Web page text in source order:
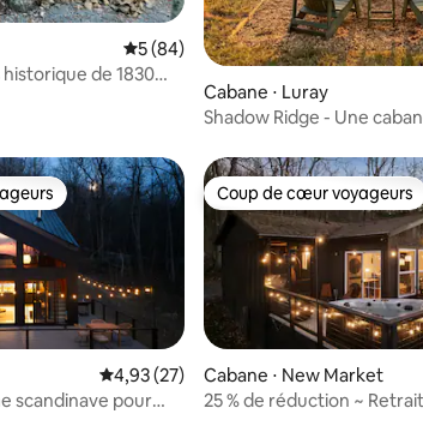
Évaluation moyenne sur la base de
5 (84)
de 1830
Cabane ⋅ Luray
Shadow Ridge - Une
Évaluation moyenne sur la base de 27
4,93 (27)
scandinave pour
Coup de cœur voyageurs
Coup de cœur voyageurs
Cabane ⋅ New Market
25 % de réduction ~